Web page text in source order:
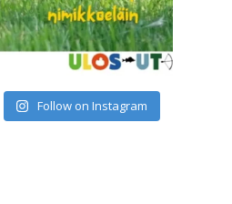
Follow on Instagram